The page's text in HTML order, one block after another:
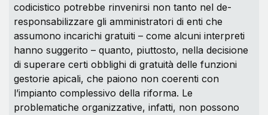
codicistico potrebbe rinvenirsi non tanto nel de-
responsabilizzare gli amministratori di enti che
assumono incarichi gratuiti – come alcuni interpreti
hanno suggerito – quanto, piuttosto, nella decisione
di superare certi obblighi di gratuità delle funzioni
gestorie apicali, che paiono non coerenti con
l’impianto complessivo della riforma. Le
problematiche organizzative, infatti, non possono